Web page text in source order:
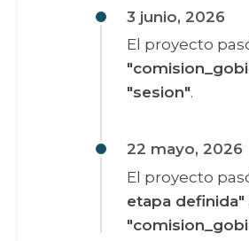
3 junio, 2026
El proyecto
"sesion".
22 mayo, 2026
El proyecto
etapa definida"